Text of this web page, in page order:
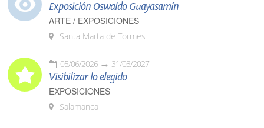
Exposición Oswaldo Guayasamín
ARTE / EXPOSICIONES
Santa Marta de Tormes
05/06/2026 31/03/2027
Visibilizar lo elegido
EXPOSICIONES
Salamanca